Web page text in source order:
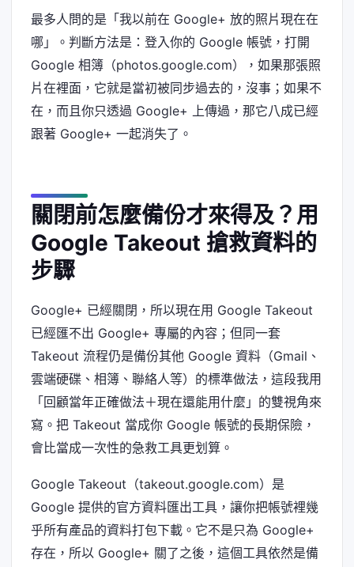
最多人問的是「我以前在 Google+ 放的照片現在在
哪」。判斷方法是：登入你的 Google 帳號，打開
Google 相簿（photos.google.com），如果那張照
片在裡面，它就是當初被同步過去的，沒事；如果不
在，而且你只透過 Google+ 上傳過，那它八成已經
跟著 Google+ 一起消失了。
關閉前怎麼備份才來得及？用
Google Takeout 搶救資料的
步驟
Google+ 已經關閉，所以現在用 Google Takeout
已經匯不出 Google+ 專屬的內容；但同一套
Takeout 流程仍是備份其他 Google 資料（Gmail、
雲端硬碟、相簿、聯絡人等）的標準做法，這段我用
「回顧當年正確做法＋現在還能用什麼」的雙視角來
寫。把 Takeout 當成你 Google 帳號的長期保險，
會比當成一次性的急救工具更划算。
Google Takeout（takeout.google.com）是
Google 提供的官方資料匯出工具，讓你把帳號裡幾
乎所有產品的資料打包下載。它不是只為 Google+
存在，所以 Google+ 關了之後，這個工具依然是備